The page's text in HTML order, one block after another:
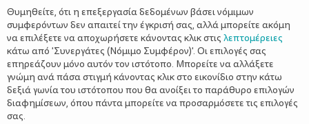
Μπισκότα δημητριακών – Ποτέ η
υγιεινή διατροφή δεν ήταν τόσο
Θυμηθείτε, ότι η επεξεργασία δεδομένων βάσει νόμιμων
συμφερόντων δεν απαιτεί την έγκρισή σας, αλλά μπορείτε ακόμη
να επιλέξετε να αποχωρήσετε κάνοντας κλικ στις λεπτομέρειες
κάτω από 'Συνεργάτες (Νόμιμο Συμφέρον)'. Οι επιλογές σας
επηρεάζουν μόνο αυτόν τον ιστότοπο. Μπορείτε να αλλάξετε
γνώμη ανά πάσα στιγμή κάνοντας κλικ στο εικονίδιο στην κάτω
δεξιά γωνία του ιστότοπου που θα ανοίξει το παράθυρο επιλογών
διαφημίσεων, όπου πάντα μπορείτε να προσαρμόσετε τις επιλογές
σας.